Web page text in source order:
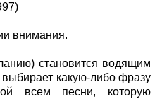
внимания.
становится водящим
какую-либо фразу
всем песни, которую